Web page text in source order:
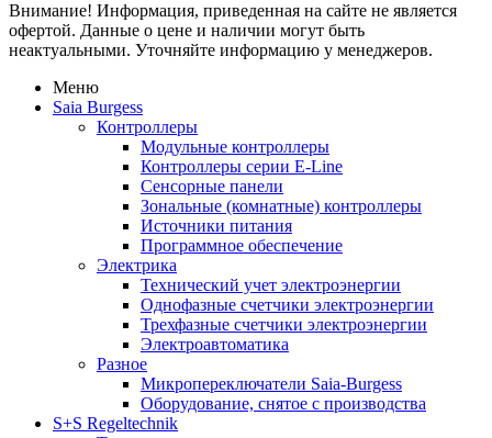
Внимание! Информация, приведенная на сайте не является
офертой. Данные о цене и наличии могут быть
неактуальными. Уточняйте информацию у менеджеров.
Меню
Saia Burgess
Контроллеры
Модульные контроллеры
Контроллеры серии E-Line
Сенсорные панели
Зональные (комнатные) контроллеры
Источники питания
Программное обеспечение
Электрика
Технический учет электроэнергии
Однофазные счетчики электроэнергии
Трехфазные счетчики электроэнергии
Электроавтоматика
Разное
Микропереключатели Saia-Burgess
Оборудование, снятое с производства
S+S Regeltechnik